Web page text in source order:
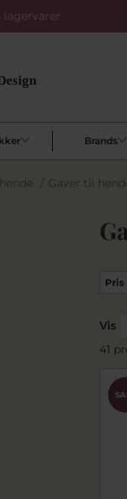
lagervarer
Brands
/ Gaver til
Pris
Vis
41